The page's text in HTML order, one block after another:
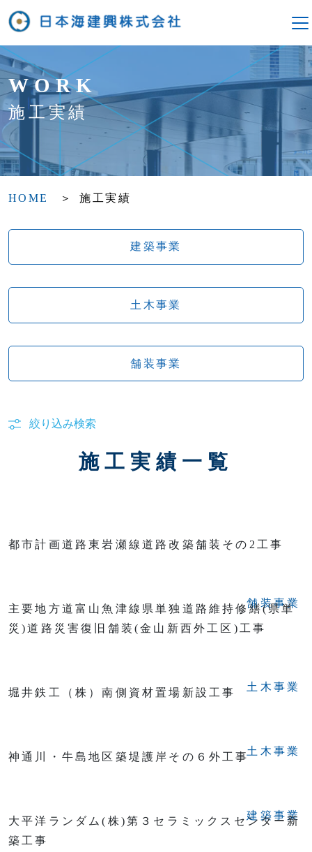
WORK
施工実績
HOME 施工実績
建築事業
土木事業
舗装事業
絞り込み検索
施工実績一覧
都市計画道路東岩瀬線道路改築舗装その2工事
舗装事業
主要地方道富山魚津線県単独道路維持修繕(県単
災)道路災害復旧舗装(金山新西外工区)工事
土木事業
堀井鉄工（株）南側資材置場新設工事
土木事業
神通川・牛島地区築堤護岸その６外工事
建築事業
大平洋ランダム(株)第３セラミックスセンター新
築工事